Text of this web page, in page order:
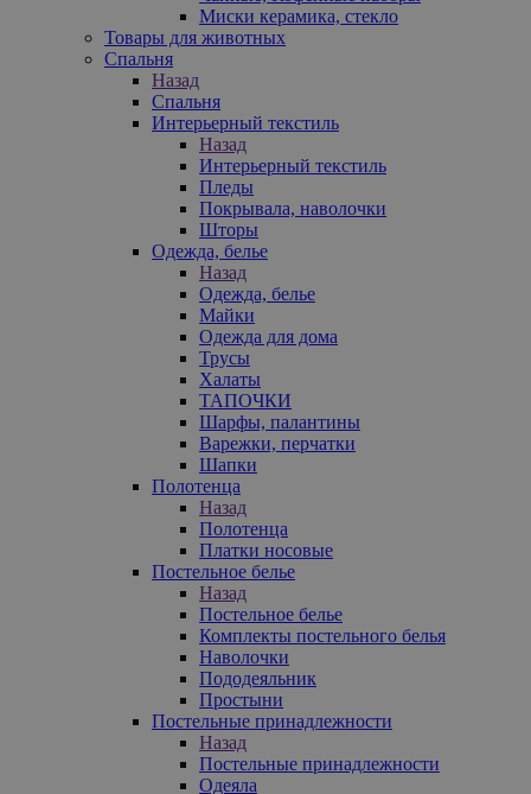
Миски керамика, стекло
Товары для животных
Спальня
Назад
Спальня
Интерьерный текстиль
Назад
Интерьерный текстиль
Пледы
Покрывала, наволочки
Шторы
Одежда, белье
Назад
Одежда, белье
Майки
Одежда для дома
Трусы
Халаты
ТАПОЧКИ
Шарфы, палантины
Варежки, перчатки
Шапки
Полотенца
Назад
Полотенца
Платки носовые
Постельное белье
Назад
Постельное белье
Комплекты постельного белья
Наволочки
Пододеяльник
Простыни
Постельные принадлежности
Назад
Постельные принадлежности
Одеяла